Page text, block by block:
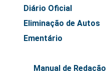
Varas do Trabalho
Juízes Manaus
Juízes Roraima
Diário Oficial
Eliminação de Autos
Ementário
Manual de Redação